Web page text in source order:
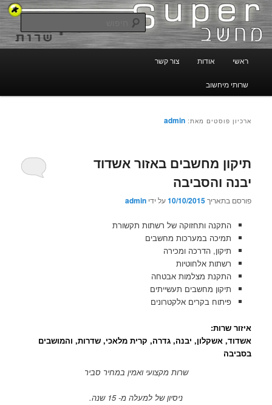
לדלג
לתוכן
לדלג
לתוכן
המשני
טכנאי מחשבים – סופר מחשב
טכנאי מחשבים באשדוד, יבנה והסביבה
חיפוש
ראשי אודות צור קשר
שרותי מיחשוב
ארכיון פוסטים מאת:admin
תיקון מחשבים באזור אשדוד
יבנה והסביבה
פורסם בתאריך10/10/2015על ידיadmin
התקנה ותחזוקה של רשתות תקשורת
תמיכה במערכות מחשבים
תיקון, הדרכה ומכירה
רשתות אלחוטיות
התקנת מצלמות אבטחה
תיקון מחשבים תעשייתים
פיתוח בקרים אלקטרונים
איזור שרות:
אשדוד, אשקלון, יבנה, גדרה, קרית מלאכי, שדרות, והמושבים
בסביבה
שרות מקצועי ואמין במחיר סביר
ניסיון של למעלה מ- 15 שנה.